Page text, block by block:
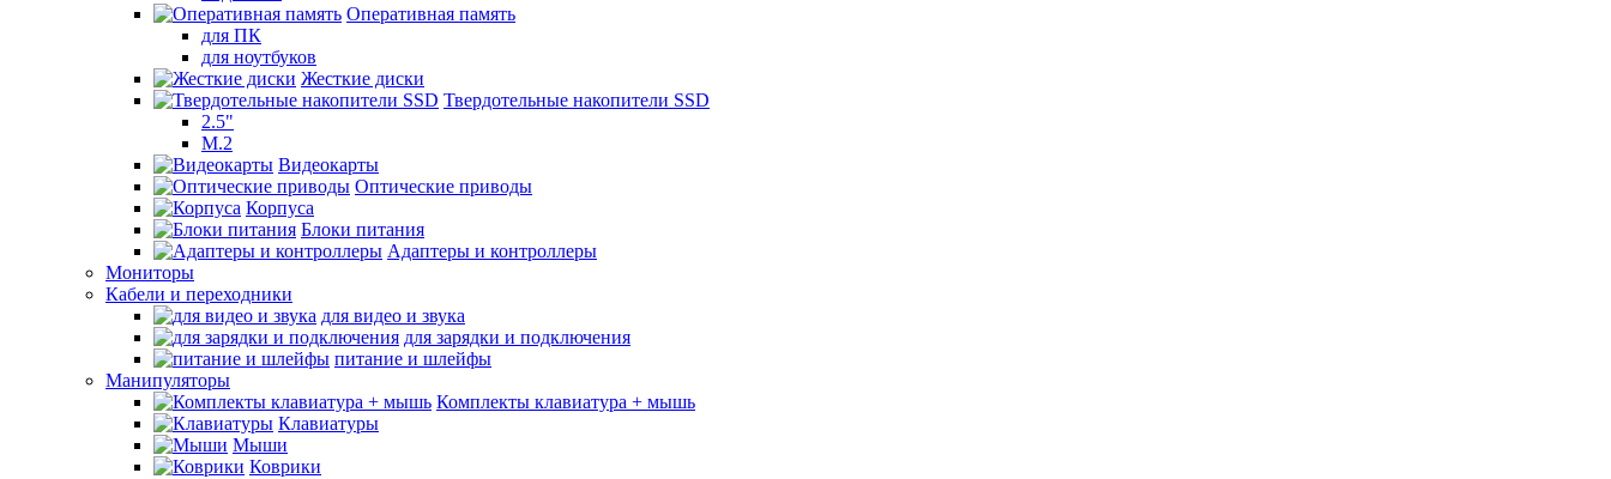
Оперативная память
для ПК
для ноутбуков
Жесткие диски
Твердотельные накопители SSD
2.5"
M.2
Видеокарты
Оптические приводы
Корпуса
Блоки питания
Адаптеры и контроллеры
Мониторы
Кабели и переходники
для видео и звука
для зарядки и подключения
питание и шлейфы
Манипуляторы
Комплекты клавиатура + мышь
Клавиатуры
Мыши
Коврики